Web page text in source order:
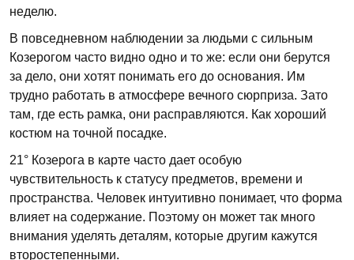
неделю.
В повседневном наблюдении за людьми с сильным
Козерогом часто видно одно и то же: если они берутся
за дело, они хотят понимать его до основания. Им
трудно работать в атмосфере вечного сюрприза. Зато
там, где есть рамка, они расправляются. Как хороший
костюм на точной посадке.
21° Козерога в карте часто дает особую
чувствительность к статусу предметов, времени и
пространства. Человек интуитивно понимает, что форма
влияет на содержание. Поэтому он может так много
внимания уделять деталям, которые другим кажутся
второстепенными.